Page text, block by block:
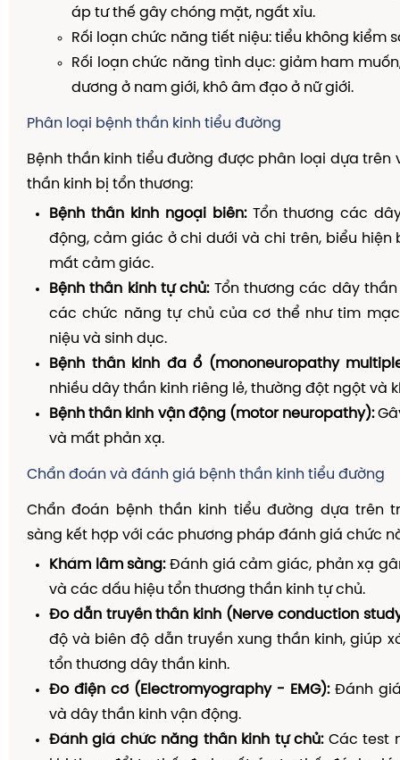
áp tư thế gây chóng mặt, ngất xỉu.
Rối loạn chức năng tiết niệu: tiểu không kiểm
Rối loạn chức năng tình dục: giảm ham
dương ở nam giới, khô âm đạo ở nữ giới.
Phân loại bệnh thần kinh tiểu đường
Bệnh thần kinh tiểu đường được phân loại dựa trên
thần kinh bị tổn thương:
Bệnh thần kinh ngoại biên:Tổn thương các
động, cảm giác ở chi dưới và chi trên, biểu hiện
mất cảm giác.
Bệnh thần kinh tự chủ:Tổn thương các dây thần
các chức năng tự chủ của cơ thể như tim
niệu và sinh dục.
Bệnh thần kinh đa ổ (mononeuropathy
nhiều dây thần kinh riêng lẻ, thường đột ngột và
Bệnh thần kinh vận động (motor neuropathy):
và mất phản xạ.
Chẩn đoán và đánh giá bệnh thần kinh tiểu đường
Chẩn đoán bệnh thần kinh tiểu đường dựa trên
sàng kết hợp với các phương pháp đánh giá chức
Khám lâm sàng:Đánh giá cảm giác, phản xạ
và các dấu hiệu tổn thương thần kinh tự chủ.
Đo dẫn truyền thần kinh (Nerve conduction
độ và biên độ dẫn truyền xung thần kinh, giúp
tổn thương dây thần kinh.
Đo điện cơ (Electromyography - EMG):Đánh
và dây thần kinh vận động.
Đánh giá chức năng thần kinh tự chủ:Các test